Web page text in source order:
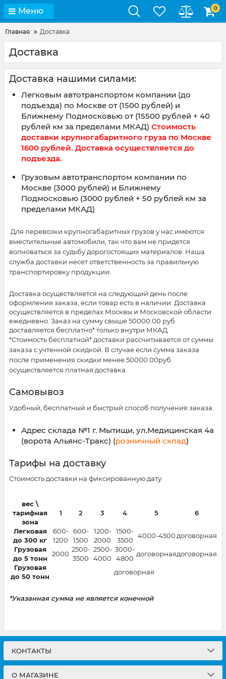
Меню 0
Главная Доставка
Доставка
Доставка нашими силами:
Легковым автотранспортом компании (до
подъезда) по Москве от (1500 рублей) и
Ближнему Подмосковью от (15500 рублей + 40
рублей км за пределами МКАД) Стоимость
доставки крупногабаритного груза по Москве
1600 рублей. Доставка осуществляется до
подъезда.
Грузовым автотранспортом компании по
Москве (3000 рублей) и Ближнему
Подмосковью (3000 рублей + 50 рублей км за
пределами МКАД)
Для перевозки крупногабаритных грузов у нас имеются
вместительные автомобили, так что вам не придется
волноваться за судьбу дорогостоящих материалов. Наша
служба доставки несет ответственность за правильную
транспортировку продукции.
Доставка осуществляется на следующий день после
оформления заказа, если товар есть в наличии. Доставка
осуществляется в пределах Москвы и Московской области
ежедневно. Заказ на сумму свыше 50000.00 руб.
доставляется бесплатно* только внутри МКАД.
*Стоимость бесплатной* доставки раcсчитывается от суммы
заказа с учтенной скидкой. В случае если сумма заказа
после применения скидки менее 50000.00руб.
осуществляется платная доставка.
Самовывоз
Удобный, бесплатный и быстрый способ получения заказа.
Адрес склада №1 г. Мытищи, ул.Медицинская 4а
(ворота Альянс-Тракс) (розничный склад)
Тарифы на доставку
Стоимость доставки на фиксированную дату
вес \
тарифная
зона
1 2 3 4 5 6
Легковая
до 300 кг
600-
1200
600-
1500
1200-
2000
1500-
3500
4000-4500 договорная
Грузовая
до 5 тонн
2000
2500-
3500
2500-
4000
3000-
4800
договорнаядоговорная
Грузовая
до 50 тонн
договорная
*Указанная сумма не является конечной
КОНТАКТЫ
О МАГАЗИНЕ